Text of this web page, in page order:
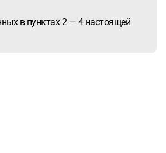
в пунктах 2 — 4 настоящей